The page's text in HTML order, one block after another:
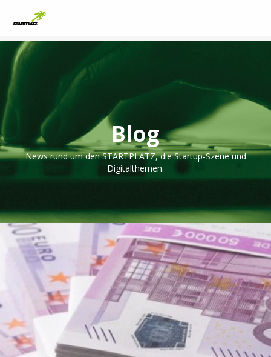
Blog
News rund um den STARTPLATZ, die Startup-Szene und
Digitalthemen.